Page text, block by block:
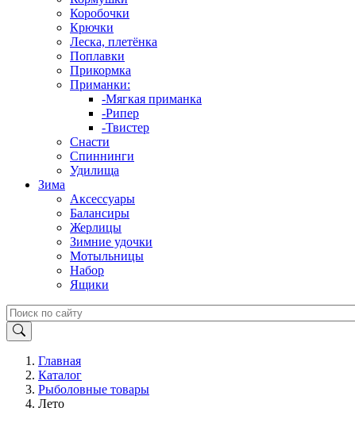
Коробочки
Крючки
Леска, плетёнка
Поплавки
Прикормка
Приманки:
-Мягкая приманка
-Рипер
-Твистер
Снасти
Спиннинги
Удилища
Зима
Аксессуары
Балансиры
Жерлицы
Зимние удочки
Мотыльницы
Набор
Ящики
Главная
Каталог
Рыболовные товары
Лето